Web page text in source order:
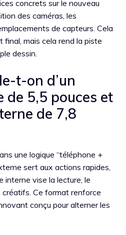
concrets sur le nouveau
des caméras, les
de capteurs. Cela
final, mais cela rend la piste
dessin.
t-on d’un
de 5,5 pouces et
de 7,8
une logique “téléphone +
sert aux actions rapides,
interne vise la lecture, le
Ce format renforce
conçu pour alterner les